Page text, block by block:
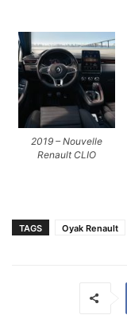
2019 – Nouvelle
Renault CLIO
TAGS Oyak Renault